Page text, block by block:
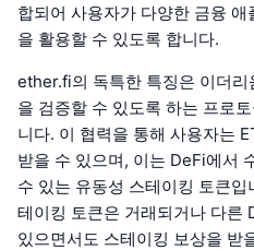
합되어 사용자가 다양한 금융
을 활용할 수 있도록 합니다.
ether.fi의 독특한 특징은 이더
을 검증할 수 있도록 하는 프로
니다. 이 협력을 통해 사용자는
받을 수 있으며, 이는 DeFi에서
수 있는 유동성 스테이킹 토큰
테이킹 토큰은 거래되거나 다른
있으면서도 스테이킹 보상을 받